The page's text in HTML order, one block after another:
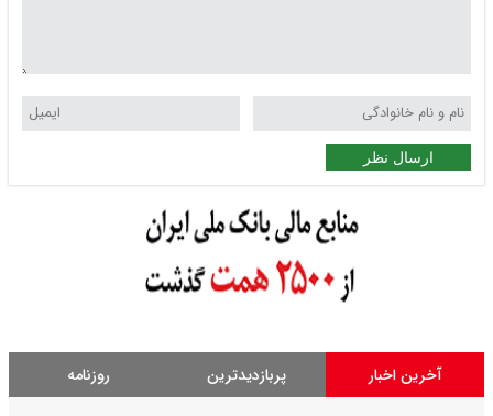
ارسال نظر
آخرین اخبار پربازدیدترین روزنامه